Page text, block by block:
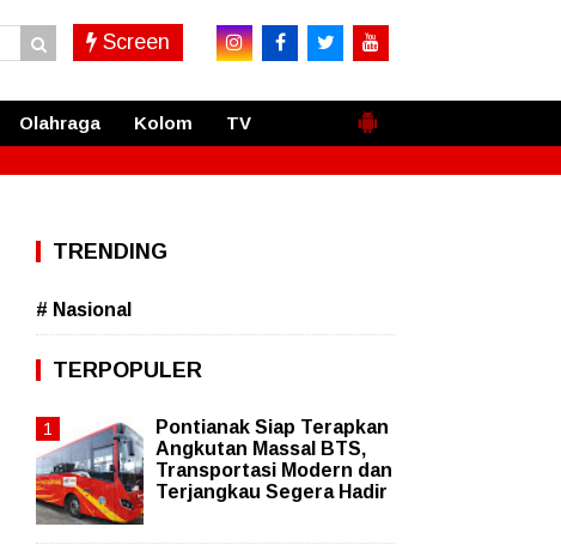
Screen
Olahraga Kolom TV
TRENDING
# Nasional
TERPOPULER
Pontianak Siap Terapkan
Angkutan Massal BTS,
Transportasi Modern dan
Terjangkau Segera Hadir